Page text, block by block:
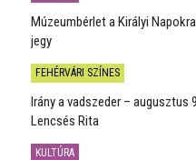
Múzeumbérlet a Királyi
jegy
FEHÉRVÁRI SZÍNES
Irány a vadszeder – augusztus
Lencsés Rita
KULTÚRA